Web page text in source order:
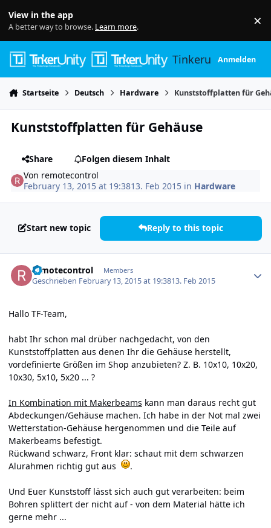
View in the app
A better way to browse. Learn more. ×
TinkerunityAnmelden
Startseite Deutsch Hardware Kunststoffplatten für
Kunststoffplatten für Gehäuse
Share
Folgen diesem Inhalt
Von remotecontrol
February 13, 2015 at 19:3813. Feb 2015 in Hardware
Start new topic Reply to this topic
remotecontrol Members
Geschrieben February 13, 2015 at 19:3813. Feb 2015
Hallo TF-Team,
habt Ihr schon mal drüber nachgedacht, von den
Kunststoffplatten aus denen Ihr die Gehäuse herstellt,
vordefinierte Größen im Shop anzubieten? Z. B. 10x10, 10x20,
10x30, 5x10, 5x20 ... ?
In Kombination mit Makerbeams kann man daraus recht gut
Abdeckungen/Gehäuse machen. Ich habe in der Not mal zwei
Wetterstation-Gehäuse hergenommen und die Teile auf
Makerbeams befestigt.
Rückwand schwarz, Front klar: schaut mit dem schwarzen
Alurahmen richtig gut aus
.
Und Euer Kunststoff lässt sich auch gut verarbeiten: beim
Bohren splittert der nicht auf - von dem Material hätte ich
gerne mehr ...